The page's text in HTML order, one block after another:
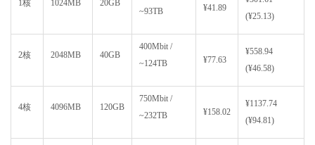
1核 1024MB 20GB
~93TB
¥41.89
(¥25.13)
2核 2048MB 40GB
400Mbit /
~124TB
¥77.63
¥558.94
(¥46.58)
4核 4096MB 120GB
750Mbit /
~232TB
¥158.02
¥1137.74
(¥94.81)